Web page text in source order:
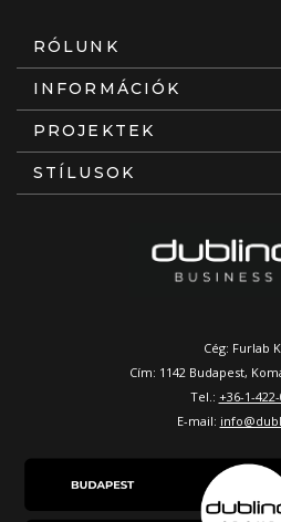
RÓLUNK
INFORMÁCIÓK
PROJEKTEK
STÍLUSOK
Cég: Furlab
Cím: 1142 Budapest,
Tel.: +36-1-
E-mail: